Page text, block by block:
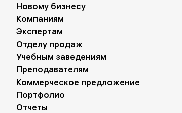
Новому бизнесу
Компаниям
Экспертам
Отделу продаж
Учебным заведениям
Преподавателям
Коммерческое предложение
Портфолио
Отчеты